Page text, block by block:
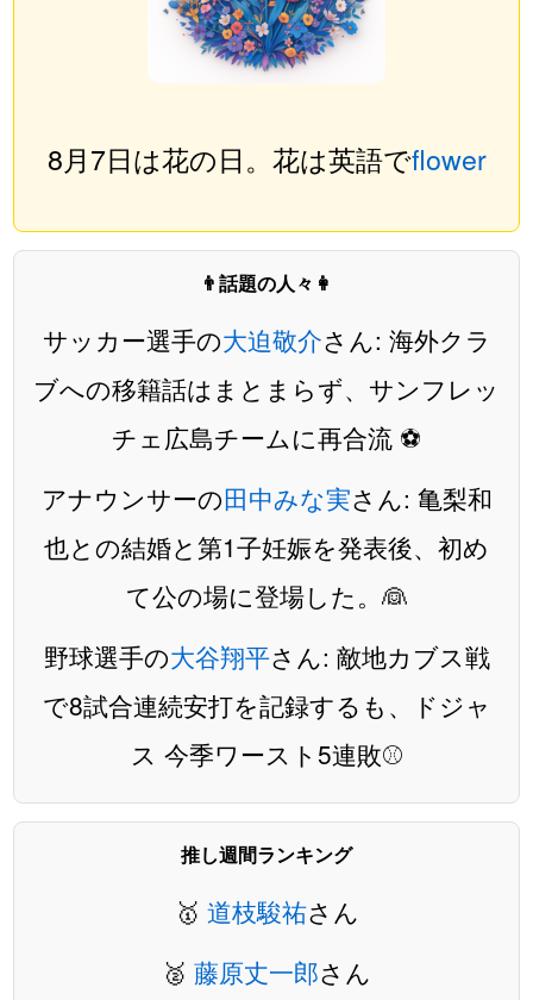
8月7日は花の日。花は英語でflower
👨話題の人々👩
サッカー選手の大迫敬介さん: 海外クラ
ブへの移籍話はまとまらず、サンフレッ
チェ広島チームに再合流 ⚽️
アナウンサーの田中みな実さん: 亀梨和
也との結婚と第1子妊娠を発表後、初め
て公の場に登場した。👰
野球選手の大谷翔平さん: 敵地カブス戦
で8試合連続安打を記録するも、ドジャ
ス 今季ワースト5連敗⚾️
推し週間ランキング
🥇 道枝駿祐さん
🥈 藤原丈一郎さん